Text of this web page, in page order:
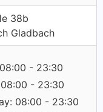
38b
Gladbach
- 23:30
- 23:30
08:00 - 23:30